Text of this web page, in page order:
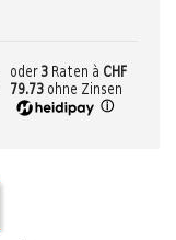
oder 3 Raten à CHF
79.73 ohne Zinsen
ⓘ